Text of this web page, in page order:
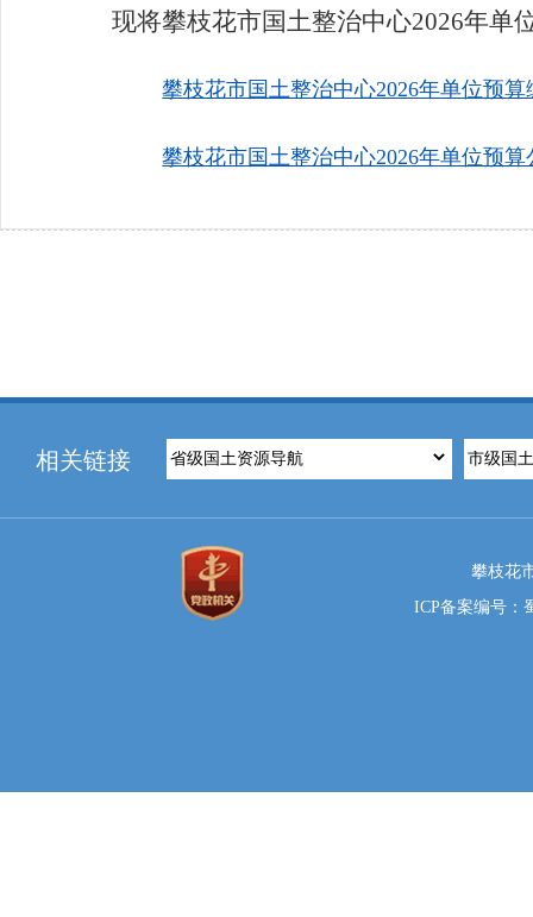
现将攀枝花市国土整治中心2026年单
攀枝花市国土整治中心2026年单位预算
攀枝花市国土整治中心2026年单位预
相关链接
攀枝花
ICP备案编号：